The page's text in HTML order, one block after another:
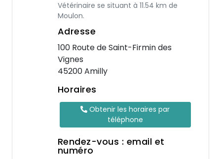
Vétérinaire se situant à 11.54 km de
Moulon.
Adresse
100 Route de Saint-Firmin des
Vignes
45200 Amilly
Horaires
Obtenir les horaires par
téléphone
Rendez-vous : email et
numéro